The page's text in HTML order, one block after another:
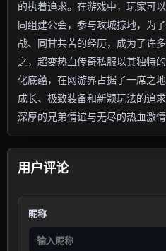
的执着追求。在游戏中，玩家可
同组建公会，参与攻城掠地，为
战、同甘共苦的经历，成为了许
之，超变热血传奇私服以其独特
化底蕴，在网游界占据了一席之
成长、极致装备和新颖玩法的追
深厚的兄弟情谊与无尽的热血激情
用户评论
昵称